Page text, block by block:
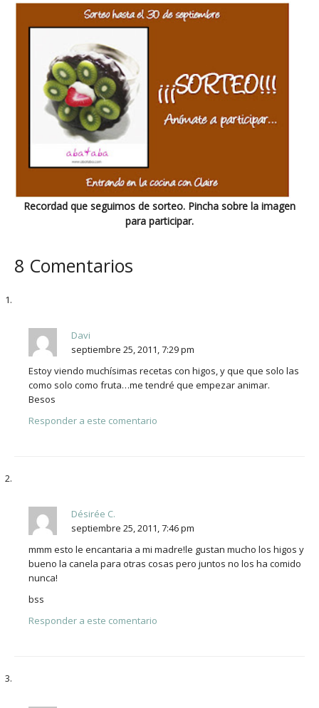
Recordad que seguimos de sorteo. Pincha sobre la imagen
para participar.
8 Comentarios
Davi
septiembre 25, 2011, 7:29 pm
Estoy viendo muchísimas recetas con higos, y que que solo las
como solo como fruta…me tendré que empezar animar.
Besos
Responder a este comentario
Désirée C.
septiembre 25, 2011, 7:46 pm
mmm esto le encantaria a mi madre!le gustan mucho los higos y
bueno la canela para otras cosas pero juntos no los ha comido
nunca!
bss
Responder a este comentario